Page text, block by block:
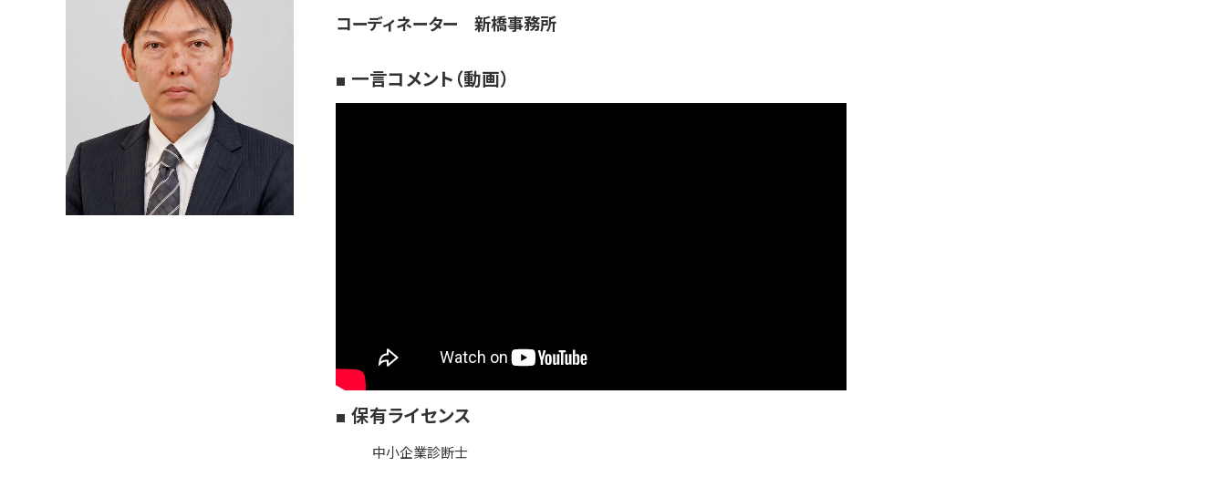
コーディネーター 新橋事務所
■ 一言コメント（動画）
■ 保有ライセンス
中小企業診断士